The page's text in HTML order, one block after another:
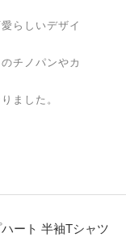
らしいデザイ
チノパンやカ
ました。
ート 半袖Tシャツ